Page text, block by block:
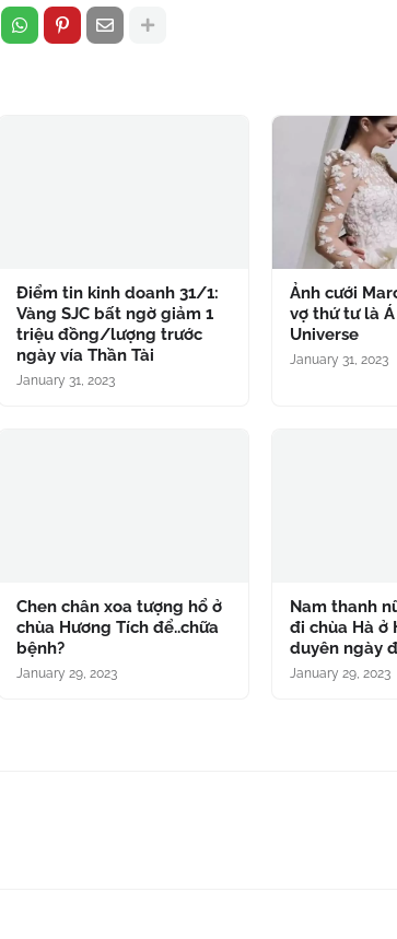
Điểm tin kinh doanh 31/1:
Vàng SJC bất ngờ giảm 1
triệu đồng/lượng trước
ngày vía Thần Tài
January 31, 2023
Ảnh cưới
vợ thứ tư là Á
Universe
January 31, 2023
Chen chân xoa tượng hổ ở
chùa Hương Tích để..chữa
bệnh?
January 29, 2023
Nam thanh
đi chùa Hà ở
duyên ngày
January 29, 2023